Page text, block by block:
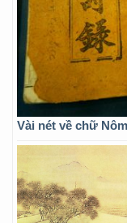
Vài nét về chữ